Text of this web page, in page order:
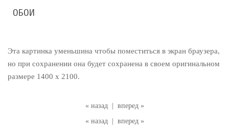
« назад
вперед »
« назад
вперед »
Эта картинка уменьшина чтобы поместиться в экран браузера,
но при сохранении она будет сохранена в своем оригинальном
размере 1400 x 2100.
ОБОИ